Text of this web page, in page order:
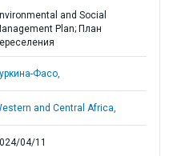
and Social
Plan; План
Фасо,
and Central Africa,
04/11